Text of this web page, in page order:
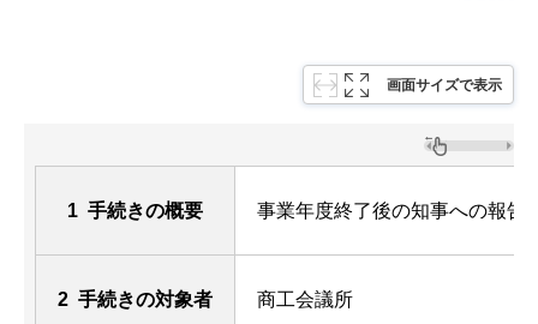
画面サイズで表示
1 手続きの概要 事業年度終了後の知事への報告
2 手続きの対象者 商工会議所